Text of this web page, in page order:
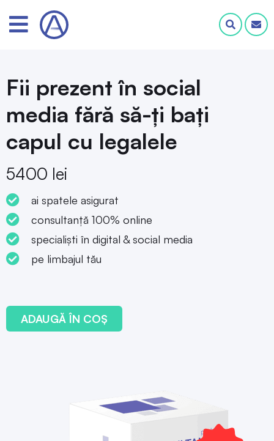
Fii prezent în social
media fără să-ți bați
capul cu legalele
5400 lei
ai spatele asigurat
consultanță 100% online
specialiști în digital & social media
pe limbajul tău
ADAUGĂ ÎN COȘ